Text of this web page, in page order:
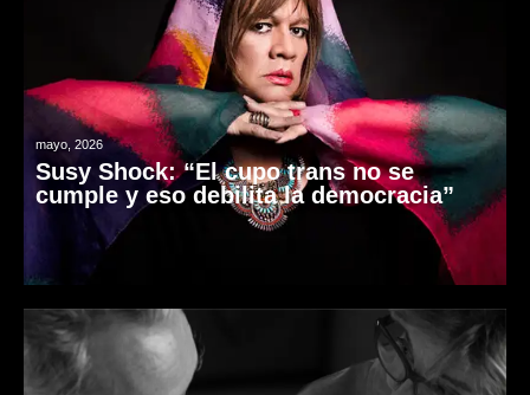
mayo, 2026
Susy Shock: “El cupo trans no se
cumple y eso debilita la democracia”